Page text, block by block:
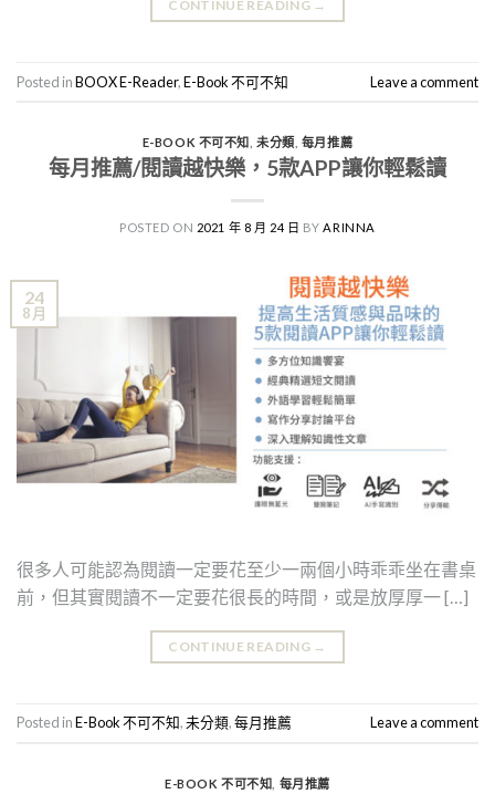
CONTINUE READING →
Posted inBOOX E-Reader,E-Book 不可不知 Leave a comment
E-BOOK 不可不知 ,未分類 每月推薦
每月推薦/閱讀越快樂，5款APP讓你輕鬆讀
POSTED ON 2021 年 8 月 24 日 BYARINNA
24
8 月
很多人可能認為閱讀一定要花至少一兩個小時乖乖坐在書桌
前，但其實閱讀不一定要花很長的時間，或是放厚厚一 […]
CONTINUE READING →
Posted inE-Book 不可不知,未分類,每月推薦 Leave a comment
E-BOOK 不可不知 每月推薦